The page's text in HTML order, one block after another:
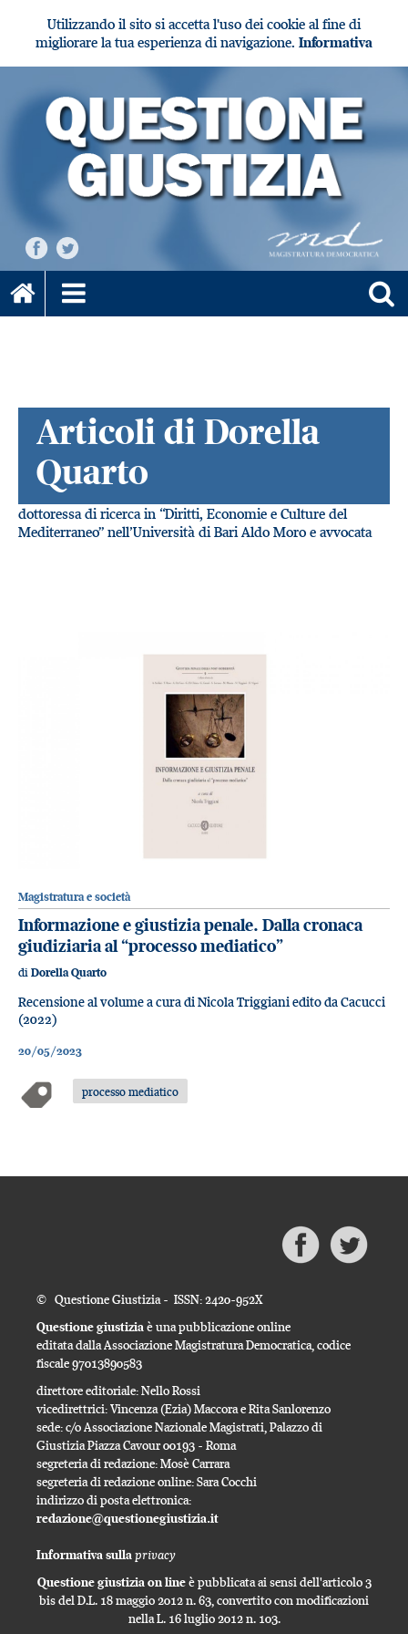
Utilizzando il sito si accetta l'uso dei cookie al fine di
migliorare la tua esperienza di navigazione. Informativa
Articoli di Dorella
Quarto
dottoressa di ricerca in “Diritti, Economie e Culture del
Mediterraneo” nell’Università di Bari Aldo Moro e avvocata
Magistratura e società
Informazione e giustizia penale. Dalla cronaca
giudiziaria al “processo mediatico”
di Dorella Quarto
Recensione al volume a cura di Nicola Triggiani edito da Cacucci
(2022)
20/05/2023
processo mediatico
© Questione Giustizia - ISSN: 2420-952X
Questione giustiziaè una pubblicazione online
editata dalla Associazione Magistratura Democratica, codice
fiscale 97013890583
direttore editoriale: Nello Rossi
vicedirettrici: Vincenza (Ezia) Maccora e Rita Sanlorenzo
sede: c/o Associazione Nazionale Magistrati, Palazzo di
Giustizia Piazza Cavour 00193 - Roma
segreteria di redazione: Mosè Carrara
segreteria di redazione online: Sara Cocchi
indirizzo di posta elettronica:
redazione@questionegiustizia.it
Informativa sullaprivacy
Questione giustizia on lineè pubblicata ai sensi dell'articolo 3
bis del D.L. 18 maggio 2012 n. 63, convertito con modificazioni
nella L. 16 luglio 2012 n. 103.